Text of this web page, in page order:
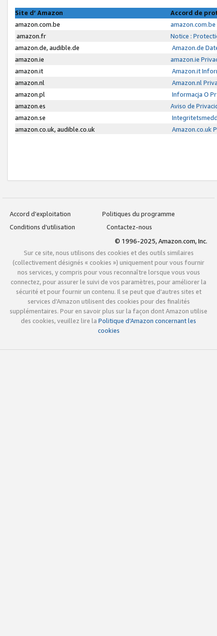
Site d’ Amazon
Accord de
amazon.com.be
amazon.fr
Notice :
amazon.de, audible.de
Amazon.de
amazon.ie
amazon.ie
amazon.it
Amazon.it
amazon.nl
Amazon.nl
amazon.pl
Informacja O
amazon.es
Aviso de
amazon.se
amazon.co.uk, audible.co.uk
Amazon.co.uk
Accord d’exploitation
Politiques du programme
Conditions d’utilisation
Contactez-nous
© 1996-2025, Amazon.com, Inc.
Sur ce site, nous utilisons des cookies et des outils similaires
(collectivement désignés « cookies ») uniquement pour vous fournir
nos services, y compris pour vous reconnaître lorsque vous vous
connectez, pour assurer le suivi de vos paramètres, pour améliorer la
sécurité et pour fournir un contenu. Il se peut que d’autres sites et
services d’Amazon utilisent des cookies pour des finalités
supplémentaires. Pour en savoir plus sur la façon dont Amazon utilise
des cookies, veuillez lire la Politique d’Amazon concernant les
cookies